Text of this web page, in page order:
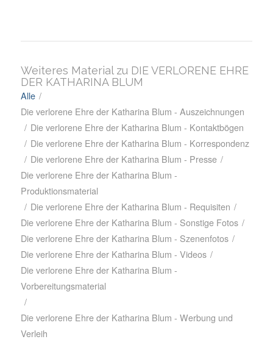
Weiteres Material zu DIE VERLORENE EHRE
DER KATHARINA BLUM
Alle /
Die verlorene Ehre der Katharina Blum - Auszeichnungen
/ Die verlorene Ehre der Katharina Blum - Kontaktbögen
/ Die verlorene Ehre der Katharina Blum - Korrespondenz
/ Die verlorene Ehre der Katharina Blum - Presse /
Die verlorene Ehre der Katharina Blum -
Produktionsmaterial
/ Die verlorene Ehre der Katharina Blum - Requisiten /
Die verlorene Ehre der Katharina Blum - Sonstige Fotos /
Die verlorene Ehre der Katharina Blum - Szenenfotos /
Die verlorene Ehre der Katharina Blum - Videos /
Die verlorene Ehre der Katharina Blum -
Vorbereitungsmaterial
/
Die verlorene Ehre der Katharina Blum - Werbung und
Verleih